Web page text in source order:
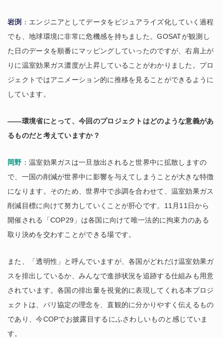
岩渕 ：エンジニアとしてデータをビジュアライズ化していく過程
でも、地球環境に非常に危機感を持ちました。GOSATが観測し
た日のデータを順番にマッピングしていったのですが、右肩上が
りに温室効果ガス濃度が上昇していることがわかりました。プロ
ジェクトではアニメーション的に推移を見ることができるように
しています。
――環境省にとって、今回のプロジェクトはどのような意義があ
るものだと考えていますか？
岡野 ：温室効果ガスは一旦放出されると世界中に拡散しますの
で、一国の削減が世界中に影響を与えてしまうことが大きな特徴
になります。そのため、世界中で歩調を合わせて、温室効果ガス
削減目標に向けて努力していくことが肝心です。11月11日から
開催される「COP29」は各国に向けて唯一法的に拘束力のある
取り決めを交わすことができる場です。
また、「透明性」と呼んでいますが、各国がどれだけ温室効果ガ
スを排出しているか、みんなで進捗状況を追跡する仕組みも用意
されています。各国の排出量を視覚的に表現してくれる本プロジ
ェクトは、パリ協定の理念を、直観的に分かりやすく伝えるもの
であり、今COPでお披露目するにふさわしいものと感じていま
す。